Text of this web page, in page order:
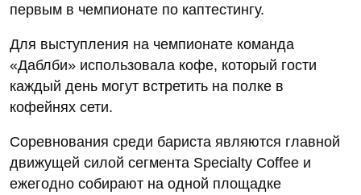
первым в чемпионате по каптестингу.
Для выступления на чемпионате команда
«Даблби» использовала кофе, который гости
каждый день могут встретить на полке в
кофейнях сети.
Соревнования среди бариста являются главной
движущей силой сегмента Specialty Coffee и
ежегодно собирают на одной площадке